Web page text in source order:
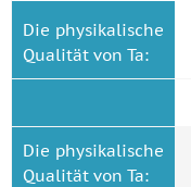
Die physikalische
Qualität von Ta:
Die physikalische
Qualität von Ta: